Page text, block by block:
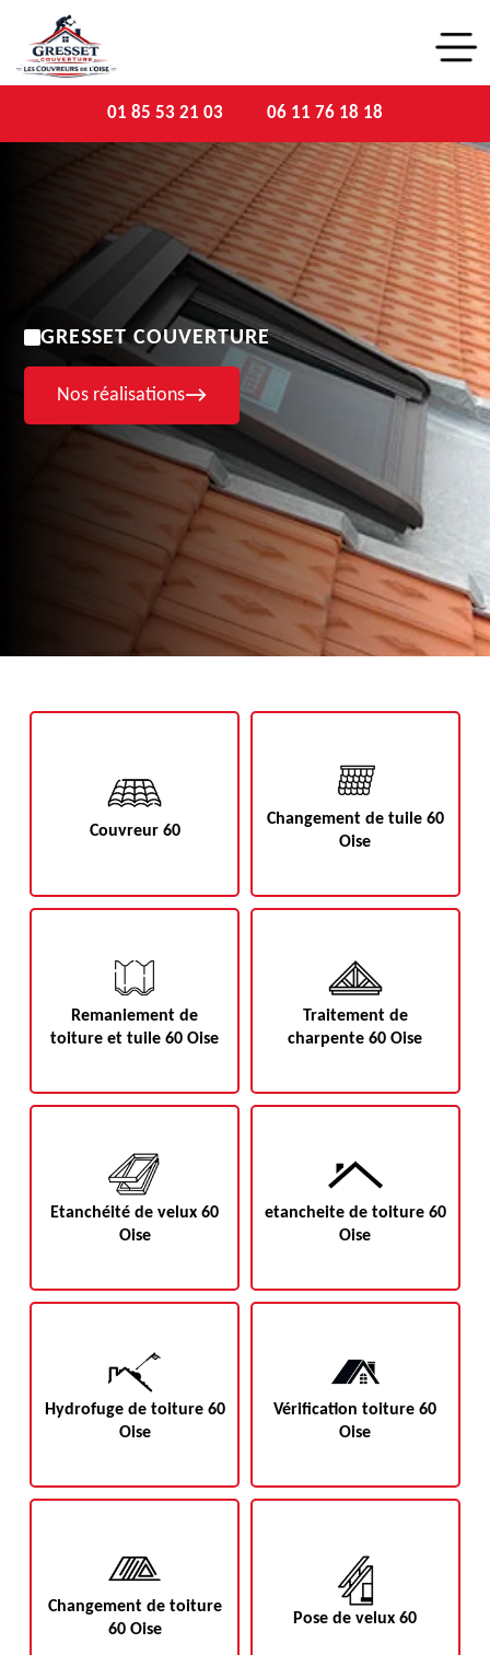
01 85 53 21 03 06 11 76 18 18
GRESSET COUVERTURE
Nos réalisations
Couvreur 60
Changement de tuile 60
Oise
Remaniement de
toiture et tuile 60 Oise
Traitement de
charpente 60 Oise
Etanchéité de velux 60
Oise
etancheite de toiture 60
Oise
Hydrofuge de toiture 60
Oise
Vérification toiture 60
Oise
Changement de toiture
60 Oise
Pose de velux 60